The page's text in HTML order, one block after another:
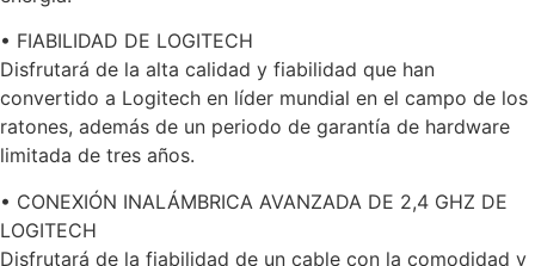
• FIABILIDAD DE LOGITECH
Disfrutará de la alta calidad y fiabilidad que han
convertido a Logitech en líder mundial en el campo de los
ratones, además de un periodo de garantía de hardware
limitada de tres años.
• CONEXIÓN INALÁMBRICA AVANZADA DE 2,4 GHZ DE
LOGITECH
Disfrutará de la fiabilidad de un cable con la comodidad y